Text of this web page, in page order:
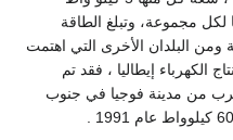
الخلايا لكل مجموعة، وتبلغ الطاقة
/ ساعة ومن البلدان الأخرى التي اهتمت
الكهرباء إيطاليا ، فقد تم
كيلوواط بالقرب من مدينة فوجيا في جنوب